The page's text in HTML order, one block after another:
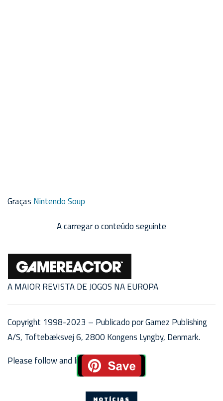
Graças Nintendo Soup
A carregar o conteúdo seguinte
A MAIOR REVISTA DE JOGOS NA EUROPA
Copyright 1998-2023 – Publicado por Gamez Publishing
A/S, Toftebæksvej 6, 2800 Kongens Lyngby, Denmark.
Please follow and like us: